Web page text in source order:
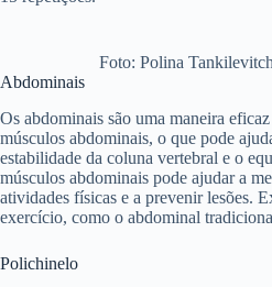
Foto: Polina
Abdominais
Os abdominais são uma maneira
músculos abdominais, o que pode
estabilidade da coluna vertebral e o
músculos abdominais pode ajudar a
atividades físicas e a prevenir lesões.
exercício, como o abdominal
Polichinelo